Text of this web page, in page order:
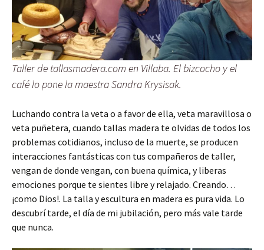
Taller de tallasmadera.com en Villaba. El bizcocho y el
café lo pone la maestra Sandra Krysisak.
Luchando contra la veta o a favor de ella, veta maravillosa o
veta puñetera, cuando tallas madera te olvidas de todos los
problemas cotidianos, incluso de la muerte, se producen
interacciones fantásticas con tus compañeros de taller,
vengan de donde vengan, con buena química, y liberas
emociones porque te sientes libre y relajado. Creando…
¡como Dios!. La talla y escultura en madera es pura vida. Lo
descubrí tarde, el día de mi jubilación, pero más vale tarde
que nunca.